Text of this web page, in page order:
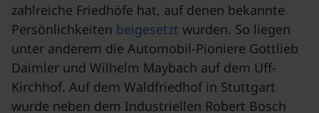
zahlreiche Friedhöfe hat, auf denen bekannte
Persönlichkeiten beigesetzt wurden. So liegen
unter anderem die Automobil-Pioniere Gottlieb
Daimler und Wilhelm Maybach auf dem Uff-
Kirchhof. Auf dem Waldfriedhof in Stuttgart
wurde neben dem Industriellen Robert Bosch